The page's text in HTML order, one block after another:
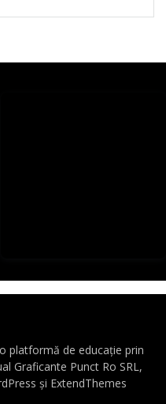
platformă de educație prin
Graficante Punct Ro SRL,
și ExtendThemes